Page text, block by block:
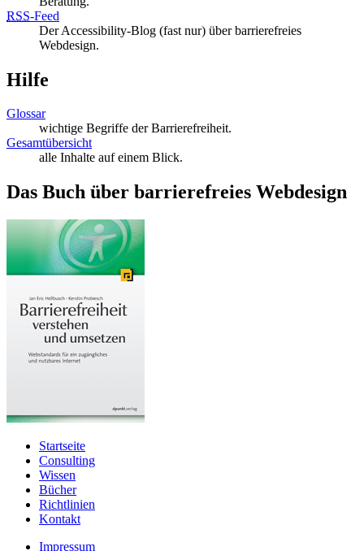
RSS-Feed
Der Accessibility-Blog (fast nur) über barrierefreies
Webdesign.
Hilfe
Glossar
wichtige Begriffe der Barrierefreiheit.
Gesamtübersicht
alle Inhalte auf einem Blick.
Das Buch über barrierefreies Webdesign
Startseite
Consulting
Wissen
Bücher
Richtlinien
Kontakt
Impressum